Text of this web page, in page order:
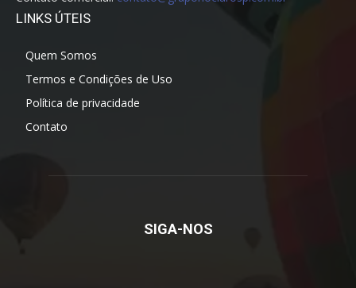
LINKS ÚTEIS
Quem Somos
Termos e Condições de Uso
Política de privacidade
Contato
SIGA-NOS